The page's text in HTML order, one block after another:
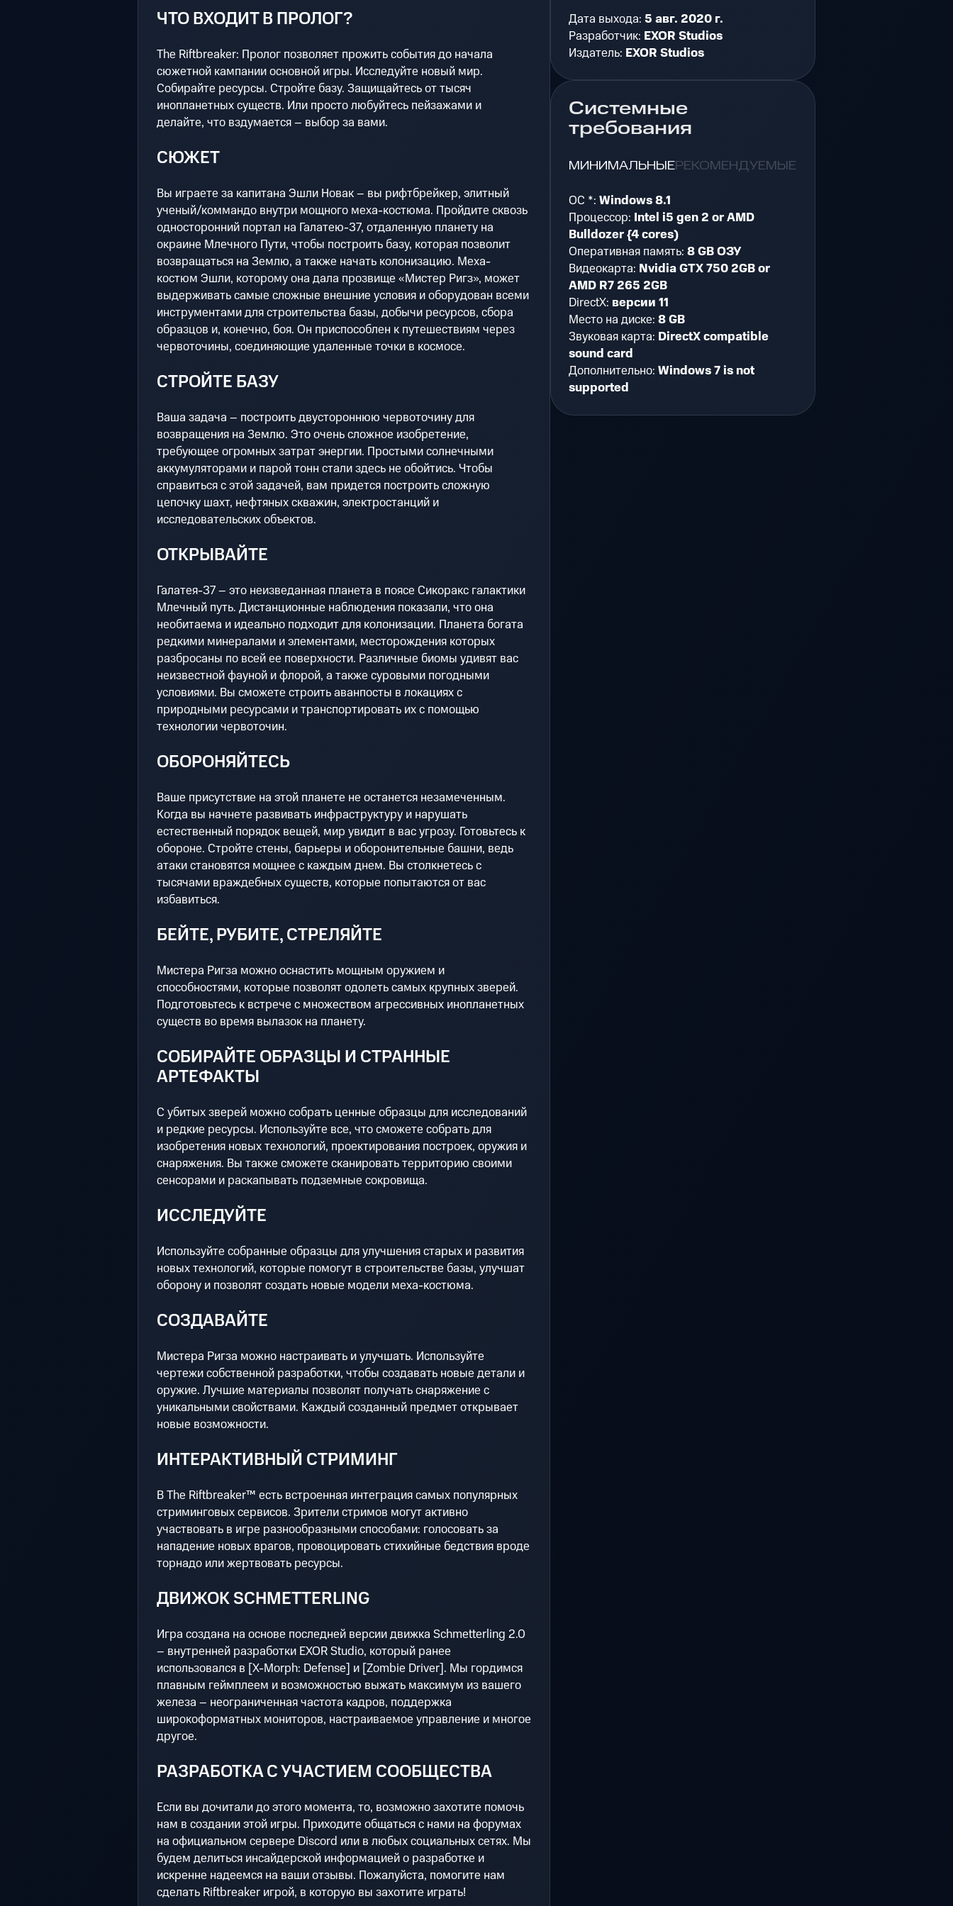
ЧТО ВХОДИТ В ПРОЛОГ?
The Riftbreaker: Пролог позволяет прожить события до начала
сюжетной кампании основной игры. Исследуйте новый мир.
Собирайте ресурсы. Стройте базу. Защищайтесь от тысяч
инопланетных существ. Или просто любуйтесь пейзажами и
делайте, что вздумается – выбор за вами.
СЮЖЕТ
Вы играете за капитана Эшли Новак – вы рифтбрейкер, элитный
ученый/коммандо внутри мощного меха-костюма. Пройдите сквозь
односторонний портал на Галатею-37, отдаленную планету на
окраине Млечного Пути, чтобы построить базу, которая позволит
возвращаться на Землю, а также начать колонизацию. Меха-
костюм Эшли, которому она дала прозвище «Мистер Ригз», может
выдерживать самые сложные внешние условия и оборудован всеми
инструментами для строительства базы, добычи ресурсов, сбора
образцов и, конечно, боя. Он приспособлен к путешествиям через
червоточины, соединяющие удаленные точки в космосе.
СТРОЙТЕ БАЗУ
Ваша задача – построить двустороннюю червоточину для
возвращения на Землю. Это очень сложное изобретение,
требующее огромных затрат энергии. Простыми солнечными
аккумуляторами и парой тонн стали здесь не обойтись. Чтобы
справиться с этой задачей, вам придется построить сложную
цепочку шахт, нефтяных скважин, электростанций и
исследовательских объектов.
ОТКРЫВАЙТЕ
Галатея-37 – это неизведанная планета в поясе Сикоракс галактики
Млечный путь. Дистанционные наблюдения показали, что она
необитаема и идеально подходит для колонизации. Планета богата
редкими минералами и элементами, месторождения которых
разбросаны по всей ее поверхности. Различные биомы удивят вас
неизвестной фауной и флорой, а также суровыми погодными
условиями. Вы сможете строить аванпосты в локациях с
природными ресурсами и транспортировать их с помощью
технологии червоточин.
ОБОРОНЯЙТЕСЬ
Ваше присутствие на этой планете не останется незамеченным.
Когда вы начнете развивать инфраструктуру и нарушать
естественный порядок вещей, мир увидит в вас угрозу. Готовьтесь к
обороне. Стройте стены, барьеры и оборонительные башни, ведь
атаки становятся мощнее с каждым днем. Вы столкнетесь с
тысячами враждебных существ, которые попытаются от вас
избавиться.
БЕЙТЕ, РУБИТЕ, СТРЕЛЯЙТЕ
Мистера Ригза можно оснастить мощным оружием и
способностями, которые позволят одолеть самых крупных зверей.
Подготовьтесь к встрече с множеством агрессивных инопланетных
существ во время вылазок на планету.
СОБИРАЙТЕ ОБРАЗЦЫ И СТРАННЫЕ
АРТЕФАКТЫ
С убитых зверей можно собрать ценные образцы для исследований
и редкие ресурсы. Используйте все, что сможете собрать для
изобретения новых технологий, проектирования построек, оружия и
снаряжения. Вы также сможете сканировать территорию своими
сенсорами и раскапывать подземные сокровища.
ИССЛЕДУЙТЕ
Используйте собранные образцы для улучшения старых и развития
новых технологий, которые помогут в строительстве базы, улучшат
оборону и позволят создать новые модели меха-костюма.
СОЗДАВАЙТЕ
Мистера Ригза можно настраивать и улучшать. Используйте
чертежи собственной разработки, чтобы создавать новые детали и
оружие. Лучшие материалы позволят получать снаряжение с
уникальными свойствами. Каждый созданный предмет открывает
новые возможности.
ИНТЕРАКТИВНЫЙ СТРИМИНГ
В The Riftbreaker™ есть встроенная интеграция самых популярных
стриминговых сервисов. Зрители стримов могут активно
участвовать в игре разнообразными способами: голосовать за
нападение новых врагов, провоцировать стихийные бедствия вроде
торнадо или жертвовать ресурсы.
ДВИЖОК SCHMETTERLING
Игра создана на основе последней версии движка Schmetterling 2.0
– внутренней разработки EXOR Studio, который ранее
использовался в [X-Morph: Defense] и [Zombie Driver]. Мы гордимся
плавным геймплеем и возможностью выжать максимум из вашего
железа – неограниченная частота кадров, поддержка
широкоформатных мониторов, настраиваемое управление и многое
другое.
РАЗРАБОТКА С УЧАСТИЕМ СООБЩЕСТВА
Если вы дочитали до этого момента, то, возможно захотите помочь
нам в создании этой игры. Приходите общаться с нами на форумах
на официальном сервере Discord или в любых социальных сетях. Мы
будем делиться инсайдерской информацией о разработке и
искренне надеемся на ваши отзывы. Пожалуйста, помогите нам
сделать Riftbreaker игрой, в которую вы захотите играть!
Дата выхода:5 авг. 2020 г.
Разработчик: EXOR Studios
Издатель: EXOR Studios
Системные
требования
МИНИМАЛЬНЫЕРЕКОМЕНДУЕМЫЕ
ОС *:Windows 8.1
Процессор: Intel i5 gen 2 or AMD
Bulldozer {4 cores)
Оперативная память:8 GB ОЗУ
Видеокарта: Nvidia GTX 750 2GB or
AMD R7 265 2GB
DirectX: версии 11
Место на диске:8 GB
Звуковая карта: DirectX compatible
sound card
Дополнительно:Windows 7 is not
supported